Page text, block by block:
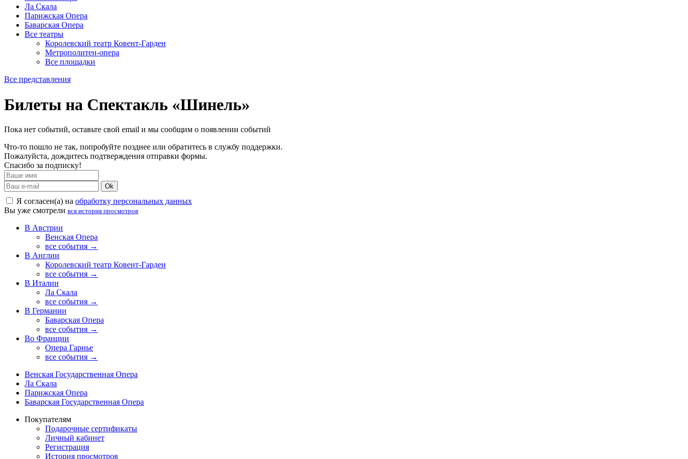
Ла Скала
Парижская Опера
Баварская Опера
Все театры
Королевский театр Ковент-Гарден
Метрополитен-опера
Все площадки
Все представления
Билеты на Спектакль «Шинель»
Пока нет событий, оставьте свой email и мы сообщим о появлении событий
Что-то пошло не так, попробуйте позднее или обратитесь в службу поддержки.
Пожалуйста, дождитесь подтверждения отправки формы.
Спасибо за подписку!
Ok
Я согласен(а) на обработку персональных данных
Вы уже смотрели вся история просмотров
В Австрии
Венская Опера
все события →
В Англии
Королевский театр Ковент-Гарден
все события →
В Италии
Ла Скала
все события →
В Германии
Баварская Опера
все события →
Во Франции
Опера Гарнье
все события →
Венская Государственная Опера
Ла Скала
Парижская Опера
Баварская Государственная Опера
Покупателям
Подарочные сертификаты
Личный кабинет
Регистрация
История просмотров